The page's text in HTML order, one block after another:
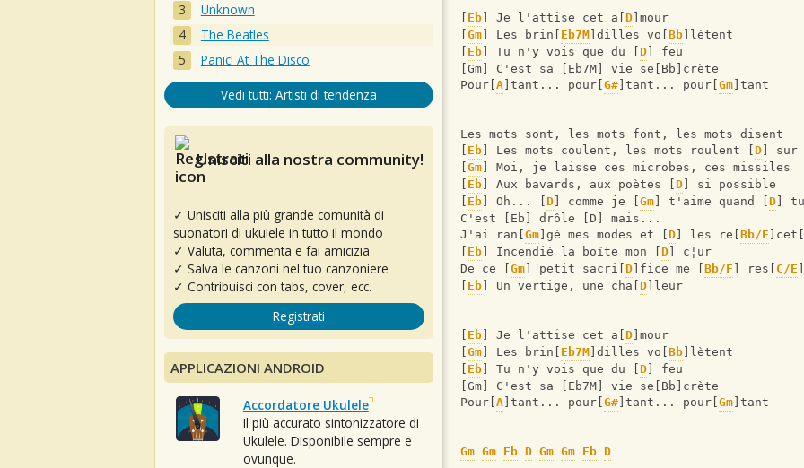
Eb ] Je l'attise cet a[ D ]mour
Gm ] Les brin[ Eb7M ]dilles vo[ Bb ]lètent
Eb ] Tu n'y vois que du [ D ] feu
[Gm] C'est sa [Eb7M] vie se[Bb]crète
Pour[ A ]tant... pour[ G# ]tant... pour[ Gm ]tant
Les mots sont, les mots font, les mots disent
Eb ] Les mots coulent, les mots roulent [ D ]
Gm ] Moi, je laisse ces microbes, ces missiles
Eb ] Aux bavards, aux poètes [ D ] si possible
Eb ] Oh... [ D ] comme je [ Gm ] t'aime quand [ D ]
C'est [Eb] drôle [D] mais...
J'ai ran[ Gm ]gé mes modes et [ D ] les re[ Bb/F ]cet[
Eb ] Incendié la boîte mon [ D ] c¦ur
De ce [ Gm ] petit sacri[ D ]fice me [ Bb/F ] res[ C/E
Eb ] Un vertige, une cha[ D ]leur
Eb ] Je l'attise cet a[ D ]mour
Gm ] Les brin[ Eb7M ]dilles vo[ Bb ]lètent
Eb ] Tu n'y vois que du [ D ] feu
[Gm] C'est sa [Eb7M] vie se[Bb]crète
Pour[ A ]tant... pour[ G# ]tant... pour[ Gm ]tant
Gm Gm Eb D Gm Gm Eb D
Unknown
The Beatles
Panic! At The Disco
Vedi tutti: Artisti di tendenza
Unisciti alla nostra community!
✓ Unisciti alla più grande comunità di
suonatori di ukulele in tutto il mondo
✓ Valuta, commenta e fai amicizia
✓ Salva le canzoni nel tuo canzoniere
✓ Contribuisci con tabs, cover, ecc.
Registrati
APPLICAZIONI ANDROID
Accordatore Ukulele
Il più accurato sintonizzatore di
Ukulele. Disponibile sempre e
ovunque.